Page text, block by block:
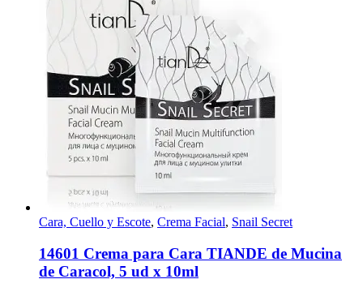
Cara, Cuello y Escote, Crema Facial, Snail Secret
14601 Crema para Cara TIANDE de Mucina
de Caracol, 5 ud x 10ml